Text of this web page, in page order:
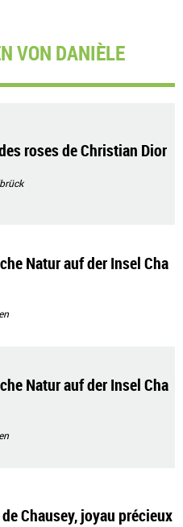
VON DANIÈLE
roses de Christian Dior
Natur auf der Insel Cha
Natur auf der Insel Cha
de Chausey, joyau précieux